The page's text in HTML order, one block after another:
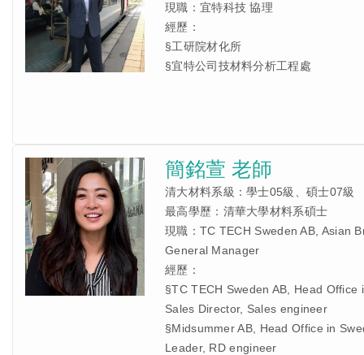
現職：宜特科技 協理
經歷：
§工研院材化所
§宜特公司技材料分析工程處
簡銘萱 老師
清大材料系級：學士05級、碩士07級
最高學歷：清華大學材料系碩士
現職：TC TECH Sweden AB, Asian
General Manager
經歷：
§TC TECH Sweden AB, Head Office
Sales Director, Sales engineer
§Midsummer AB, Head Office in
Leader, RD engineer